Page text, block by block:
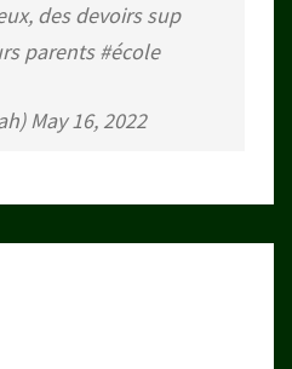
des devoirs sup
parents#école
May 16, 2022